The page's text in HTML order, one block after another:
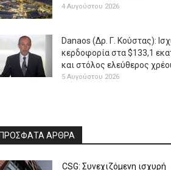
4 Αυγούστου 2026
Danaos (Δρ. Γ. Κούστας):
κερδοφορία στα $133,1
και στόλος ελεύθερος
5 Αυγούστου 2026
ΑΡΘΡΑ
CSG: Συνεχιζόμενη ισχυρή